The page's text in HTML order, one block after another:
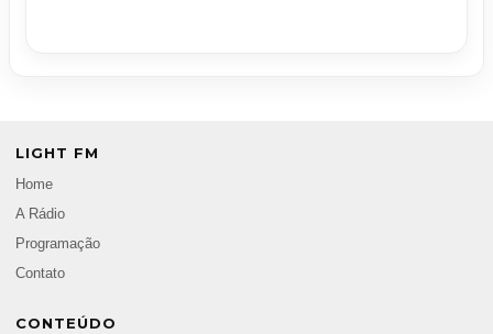
LIGHT FM
Home
A Rádio
Programação
Contato
CONTEÚDO